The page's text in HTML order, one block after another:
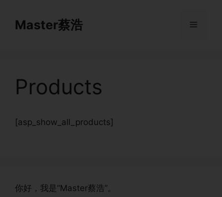
Master蔡浩 菜
Products
[asp_show_all_products]
你好，我是“Master蔡浩”。